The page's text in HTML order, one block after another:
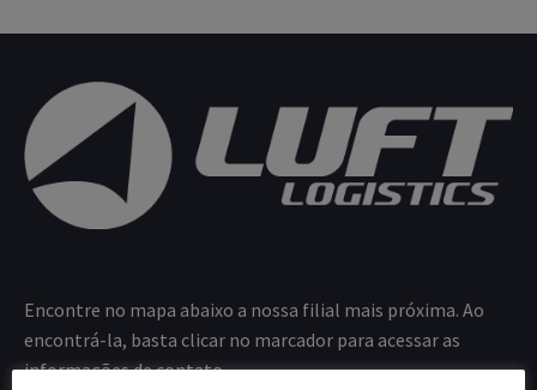
Encontre no mapa abaixo a nossa filial mais próxima. Ao
encontrá-la, basta clicar no marcador para acessar as
informações de contato.